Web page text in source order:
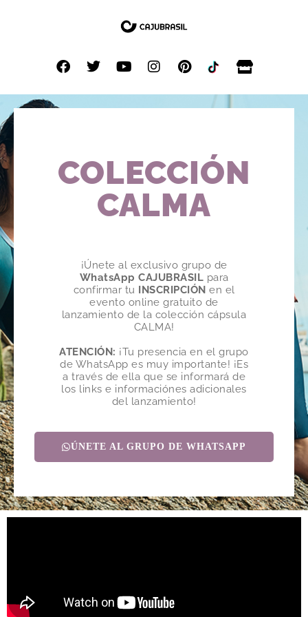
COLECCIÓN
CALMA
¡Únete al exclusivo grupo de
WhatsApp CAJUBRASIL para
confirmar tu INSCRIPCIÓN en el
evento online gratuito de
lanzamiento de la colección cápsula
CALMA!
ATENCIÓN: ¡Tu presencia en el grupo
de WhatsApp es muy importante! ¡Es
a través de ella que se informará de
los links e informaciónes adicionales
del lanzamiento!
ÚNETE AL GRUPO DE WHATSAPP